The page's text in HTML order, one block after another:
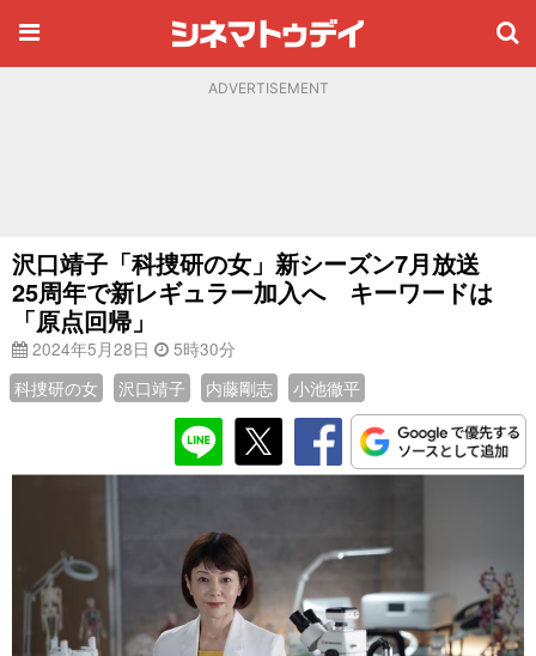
ADVERTISEMENT
沢口靖子「科捜研の女」新シーズン7月放送
25周年で新レギュラー加入へ キーワードは
「原点回帰」
2024年5月28日
5時30分
科捜研の女
沢口靖子 内藤剛志 小池徹平